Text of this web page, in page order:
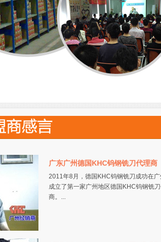
广东广州德国KHC钨钢铣刀代理商
2011年8月，德国KHC钨钢铣刀成功在
成立了第一家广州地区德国KHC钨钢铣
商。...